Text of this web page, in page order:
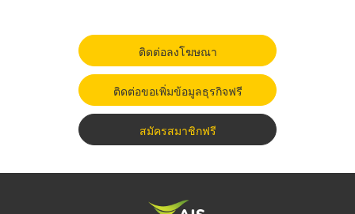
ติดต่อลงโฆษณา
ติดต่อขอเพิ่มข้อมูลธุรกิจฟรี
สมัครสมาชิกฟรี